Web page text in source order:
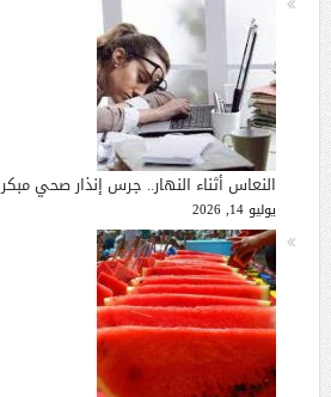
النعاس أثناء النهار.. جرس إنذار صحي مبكر
يوليو 14, 2026